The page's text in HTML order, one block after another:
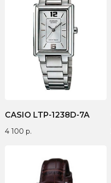
CASIO LTP-1238D-7A
4 100 р.